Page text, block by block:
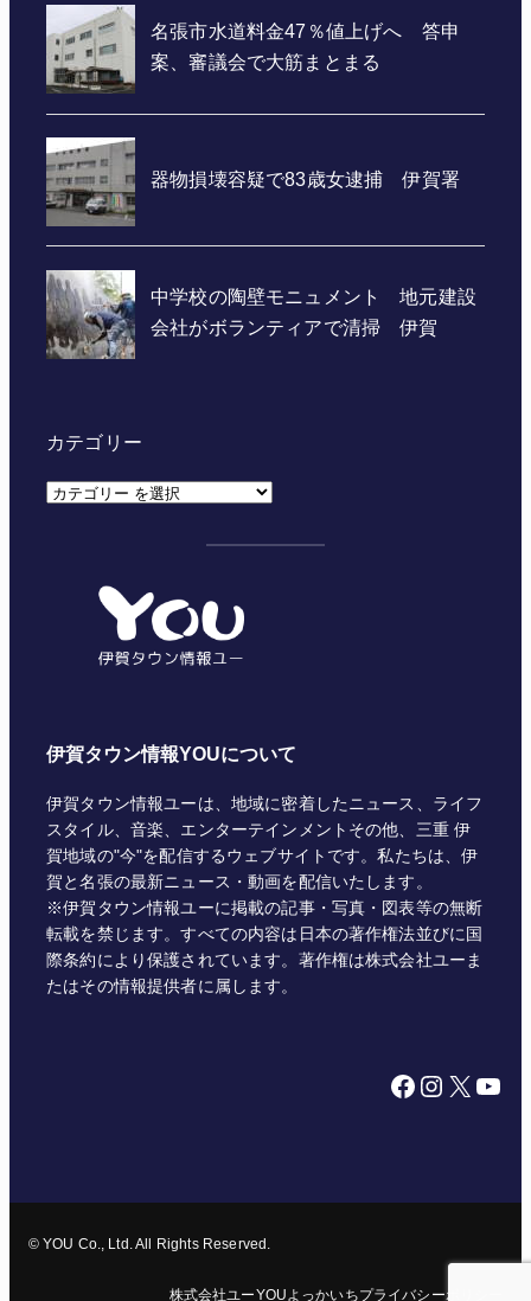
カテゴリー
カ
伊賀タウン情報YOUについて
伊賀タウン情報ユーは、地域に密着したニュース、ライフ
スタイル、音楽、エンターテインメントその他、三重 伊
賀地域の"今"を配信するウェブサイトです。私たちは、伊
賀と名張の最新ニュース・動画を配信いたします。
※伊賀タウン情報ユーに掲載の記事・写真・図表等の無断
転載を禁じます。すべての内容は日本の著作権法並びに国
際条約により保護されています。著作権は株式会社ユーま
たはその情報提供者に属します。
Facebook Instagram X YouTube
© YOU Co., Ltd. All Rights Reserved.
株式会社ユーYOUよっかいちプライバシーポリシー